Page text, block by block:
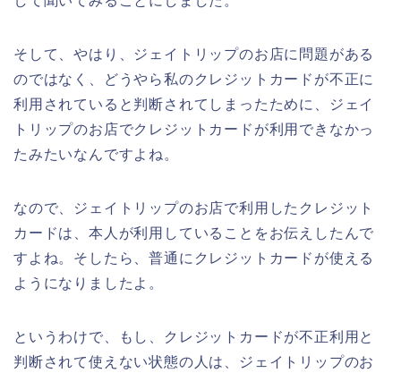
そして、やはり、ジェイトリップのお店に問題がある
のではなく、どうやら私のクレジットカードが不正に
利用されていると判断されてしまったために、ジェイ
トリップのお店でクレジットカードが利用できなかっ
たみたいなんですよね。
なので、ジェイトリップのお店で利用したクレジット
カードは、本人が利用していることをお伝えしたんで
すよね。そしたら、普通にクレジットカードが使える
ようになりましたよ。
というわけで、もし、クレジットカードが不正利用と
判断されて使えない状態の人は、ジェイトリップのお